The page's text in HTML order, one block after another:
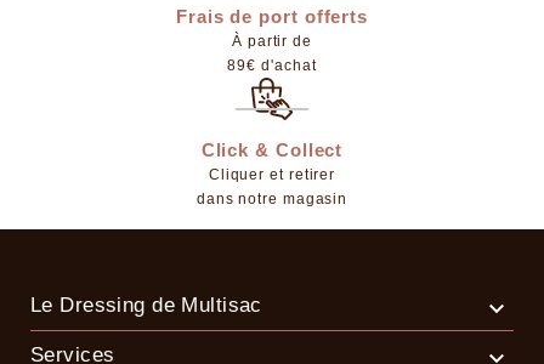
Frais de port offerts
À partir de
89€ d'achat
Click & Collect
Cliquer et retirer
dans notre magasin
Le Dressing de Multisac 
Services